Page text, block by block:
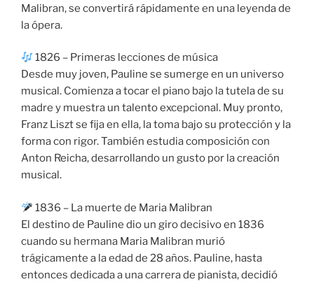
Malibran, se convertirá rápidamente en una leyenda de
la ópera.
1826 – Primeras lecciones de música
Desde muy joven, Pauline se sumerge en un universo
musical. Comienza a tocar el piano bajo la tutela de su
madre y muestra un talento excepcional. Muy pronto,
Franz Liszt se fija en ella, la toma bajo su protección y la
forma con rigor. También estudia composición con
Anton Reicha, desarrollando un gusto por la creación
musical.
1836 – La muerte de Maria Malibran
El destino de Pauline dio un giro decisivo en 1836
cuando su hermana Maria Malibran murió
trágicamente a la edad de 28 años. Pauline, hasta
entonces dedicada a una carrera de pianista, decidió